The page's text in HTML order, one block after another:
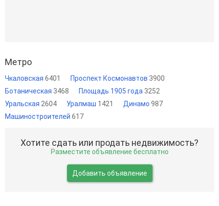
Метро
Чкаловская 6401 Проспект Космонавтов 3900
Ботаническая 3468 Площадь 1905 года 3252
Уральская 2604 Уралмаш 1421 Динамо 987
Машиностроителей 617
Хотите сдать или продать недвижимость?
Разместите объявление бесплатно
Добавить объявление